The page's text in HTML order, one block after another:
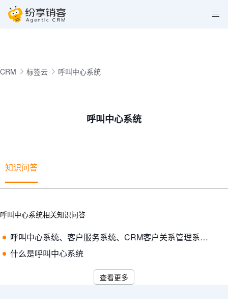
CRM 标签云 呼叫中心系统
呼叫中心系统
知识问答
呼叫中心系统相关知识问答
呼叫中心系统、客户服务系统、CRM客户关系管理系统什么关系
什么是呼叫中心系统
查看更多